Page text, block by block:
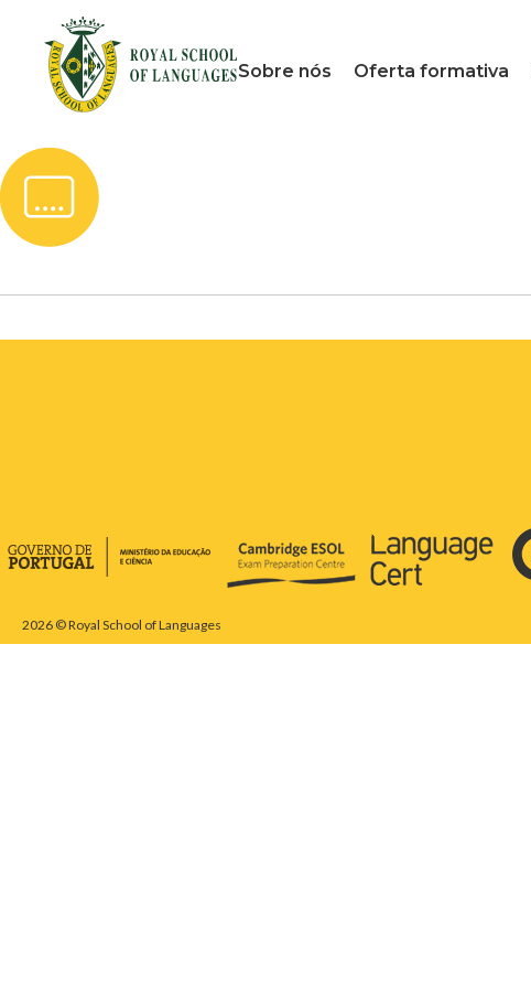
Sobre nós Oferta formativa
2026 © Royal School of Languages